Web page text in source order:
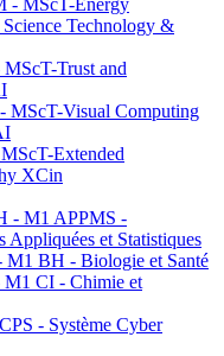
- MScT-Energy
Technology &
Trust and
MScT-Visual Computing
Extended
XCin
- M1 APPMS -
Appliquées et Statistiques
BH - Biologie et Santé
CI - Chimie et
- Système Cyber